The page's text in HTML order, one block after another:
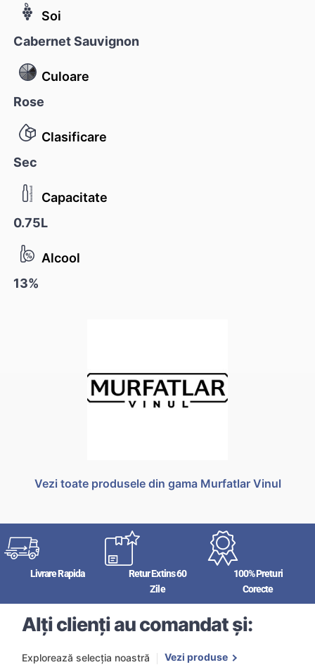
Soi
Cabernet Sauvignon
Culoare
Rose
Clasificare
Sec
Capacitate
0.75L
Alcool
13%
Vezi toate produsele din gama Murfatlar Vinul
Livrare Rapida
Retur Extins 60
Zile
100% Preturi
Corecte
Alți clienți au comandat și:
Explorează selecția noastră Vezi produse